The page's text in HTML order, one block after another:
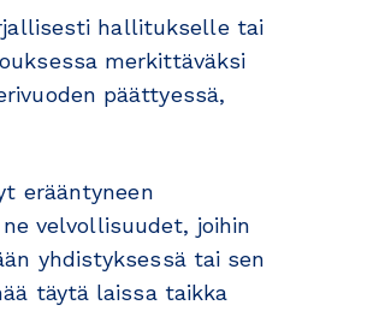
hallitukselle tai
merkittäväksi
päättyessä,
erääntyneen
velvollisuudet, joihin
yhdistyksessä tai sen
täytä laissa taikka